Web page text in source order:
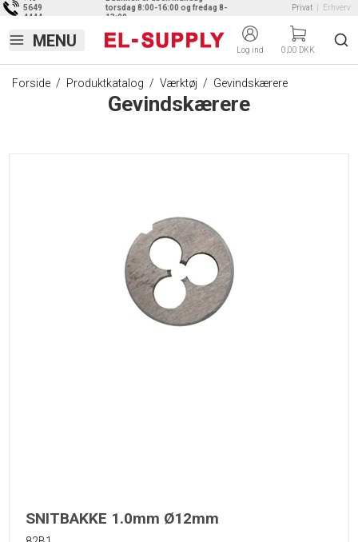
5649
4444
torsdag 8:00-16:00 og fredag 8-
13:00
Privat Erhverv
Log ind 0,00 DKK
Forside / Produktkatalog / Værktøj / Gevindskærere
Gevindskærere
SNITBAKKE 1.0mm Ø12mm